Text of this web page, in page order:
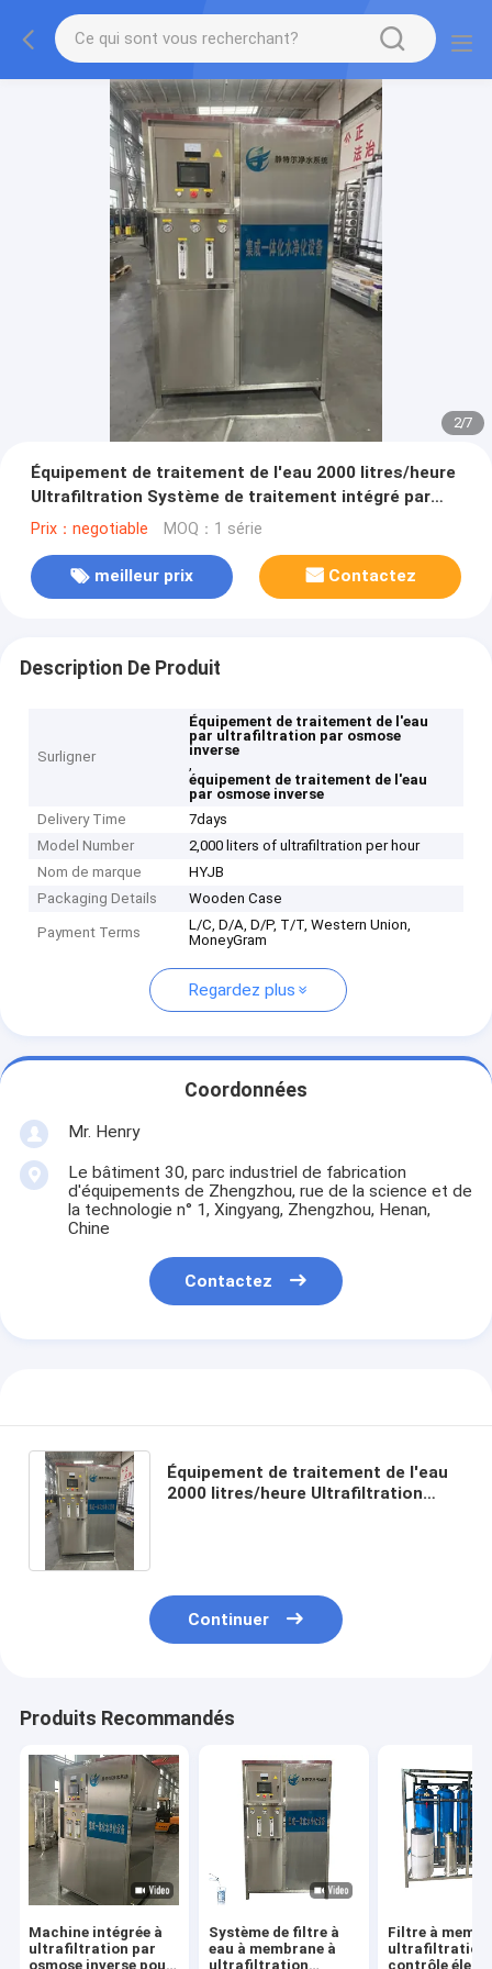
2/7
Équipement de traitement de l'eau 2000 litres/heure
Ultrafiltration Système de traitement intégré par
osmose inverse
Prix：negotiable MOQ：1 série
meilleur prix Contactez
Description De Produit
Surligner
Équipement de traitement de l'eau
par ultrafiltration par osmose
inverse
,
équipement de traitement de l'eau
par osmose inverse
Delivery Time
7days
Model Number
2,000 liters of ultrafiltration per hour
Nom de marque
HYJB
Packaging Details
Wooden Case
Payment Terms
L/C, D/A, D/P, T/T, Western Union,
MoneyGram
Regardez plus
Coordonnées
Mr. Henry
Le bâtiment 30, parc industriel de fabrication
d'équipements de Zhengzhou, rue de la science et de
la technologie n° 1, Xingyang, Zhengzhou, Henan,
Chine
Contactez
Équipement de traitement de l'eau
2000 litres/heure Ultrafiltration
Continuer
Produits Recommandés
Machine intégrée à
ultrafiltration par
osmose inverse pour
Système de filtre à
eau à membrane à
ultrafiltration
Filtre à
ultrafiltration
contrôle